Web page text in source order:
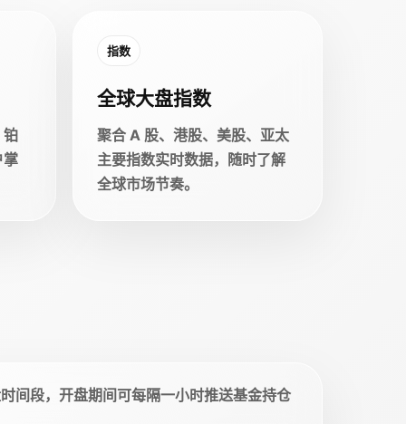
铂
掌
指数
全球大盘指数
聚合 A 股、港股、美股、亚太
主要指数实时数据，随时了解
全球市场节奏。
间段，开盘期间可每隔一小时推送基金持仓